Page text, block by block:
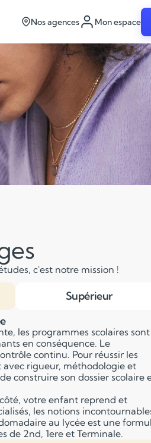
Nos agences Mon espace
c'est notre mission !
Supérieur
les programmes scolaires sont
en conséquence. Le
continu. Pour réussir les
rigueur, méthodologie et
construire son dossier scolaire
votre enfant reprend et
les notions
au lycée est une
de 2nd, 1ere et Terminale.